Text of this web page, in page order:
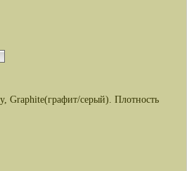
серый). Плотность